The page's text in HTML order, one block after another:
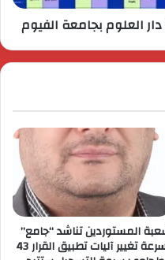
العلوم بجامعة الفيوم
المستوردين تناشد “جامع”
بسرعة تغيير آليات تطبيق القرار 43